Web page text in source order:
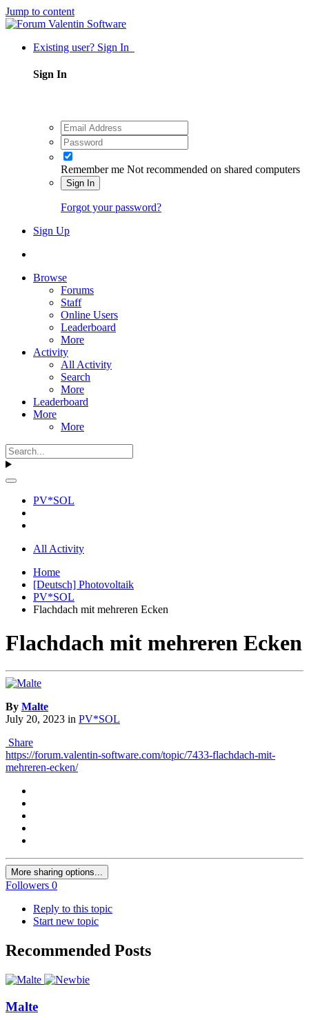
Jump to content
Existing user? Sign In
Sign In
Remember me Not recommended on shared computers
Sign In
Forgot your password?
Sign Up
Browse
Forums
Staff
Online Users
Leaderboard
More
Activity
All Activity
Search
More
Leaderboard
More
More
PV*SOL
All Activity
Home
[Deutsch] Photovoltaik
PV*SOL
Flachdach mit mehreren Ecken
Flachdach mit mehreren Ecken
By Malte
July 20, 2023 in PV*SOL
Share
https://forum.valentin-software.com/topic/7433-flachdach-mit-
mehreren-ecken/
More sharing options...
Followers 0
Reply to this topic
Start new topic
Recommended Posts
Malte